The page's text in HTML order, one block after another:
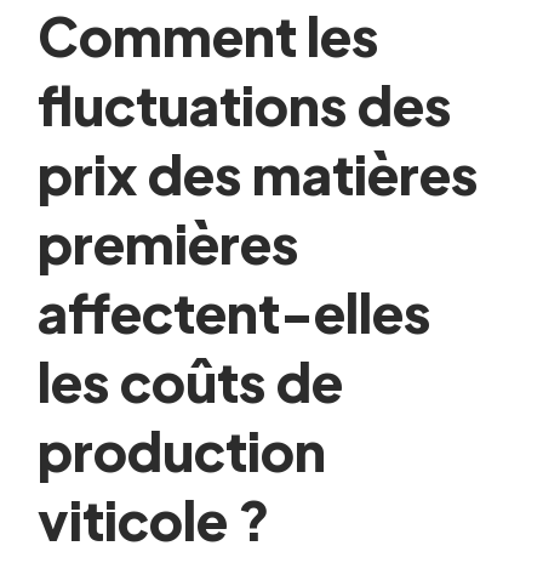
Comment les
fluctuations des
prix des matières
premières
affectent-elles
les coûts de
production
viticole ?